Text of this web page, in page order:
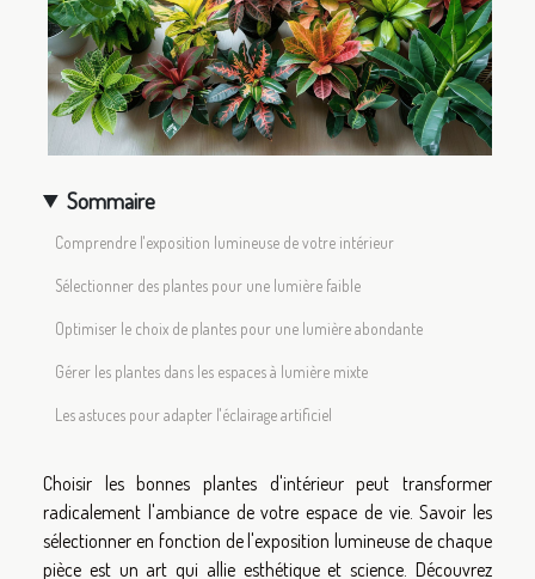
Sommaire
Comprendre l'exposition lumineuse de votre intérieur
Sélectionner des plantes pour une lumière faible
Optimiser le choix de plantes pour une lumière abondante
Gérer les plantes dans les espaces à lumière mixte
Les astuces pour adapter l'éclairage artificiel
Choisir les bonnes plantes d'intérieur peut transformer
radicalement l'ambiance de votre espace de vie. Savoir les
sélectionner en fonction de l'exposition lumineuse de chaque
pièce est un art qui allie esthétique et science. Découvrez